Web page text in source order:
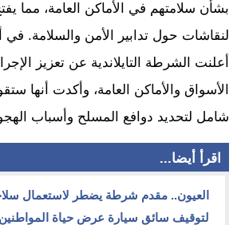
بشأن سلامتهم في الأماكن العامة، مما
لنقاشات حول تدابير الأمن والسلامة. في
أعلنت الشرطة التايلاندية عن تعزيز
الأسواق والأماكن العامة، وأكدت أنها
شامل لتحديد دوافع المسلح وأسباب
اقرأ أيضا...
العيون.. مقدم شرطة يضطر لاستعمال
لتوقيف سائق سيارة عرض حياة